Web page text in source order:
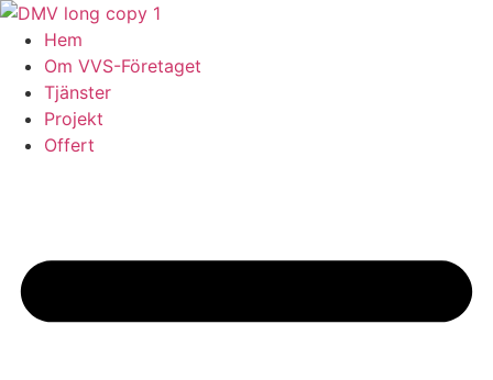
Skip
content
Hem
Om VVS-Företaget
Tjänster
Projekt
Offert